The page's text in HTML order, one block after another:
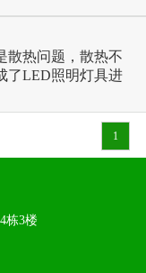
散热问题，散热不
了LED照明灯具进
1
栋3楼